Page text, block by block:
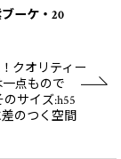
ーケ・20
クオリティー
点もので
サイズ:h55
のつく空間